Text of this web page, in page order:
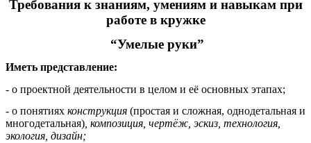
Требования к знаниям, умениям и навыкам при
работе в кружке
“Умелые руки”
Иметь представление:
- о проектной деятельности в целом и её основных этапах;
- о понятиях конструкция (простая и сложная, однодетальная и
многодетальная) , композиция, чертёж, эскиз, технология,
экология, дизайн;